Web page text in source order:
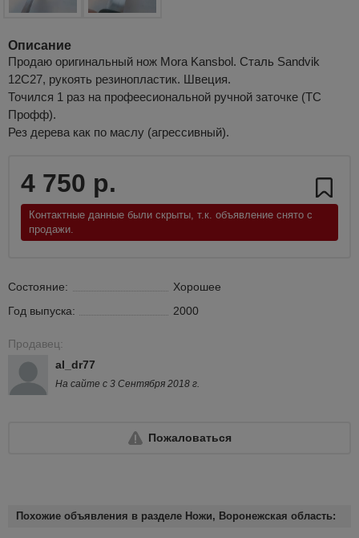
Описание
Продаю оригинальный нож Mora Kansbol. Сталь Sandvik
12C27, рукоять резинопластик. Швеция.
Точился 1 раз на профеесиональной ручной заточке (ТС
Профф).
Рез дерева как по маслу (агрессивный).
4 750 р.
Контактные данные были скрыты, т.к. объявление снято с
продажи.
Состояние:
Хорошее
Год выпуска:
2000
Продавец:
al_dr77
На сайте с 3 Сентября 2018 г.
Пожаловаться
Похожие объявления в разделе Ножи, Воронежская область: